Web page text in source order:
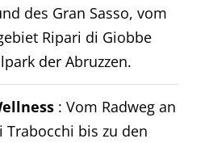
des Gran Sasso, vom
Ripari di Giobbe
der Abruzzen.
: Vom Radweg an
Trabocchi bis zu den